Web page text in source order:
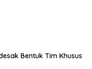
Bentuk Tim Khusus